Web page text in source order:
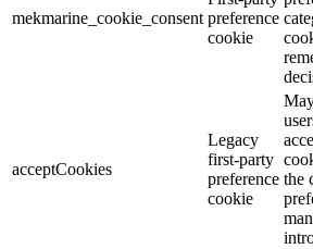
mekmarine_cookie_consent preference
cookie
acceptCookies
Legacy
first-party
preference
cookie
the